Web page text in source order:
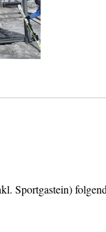
Sportgastein)